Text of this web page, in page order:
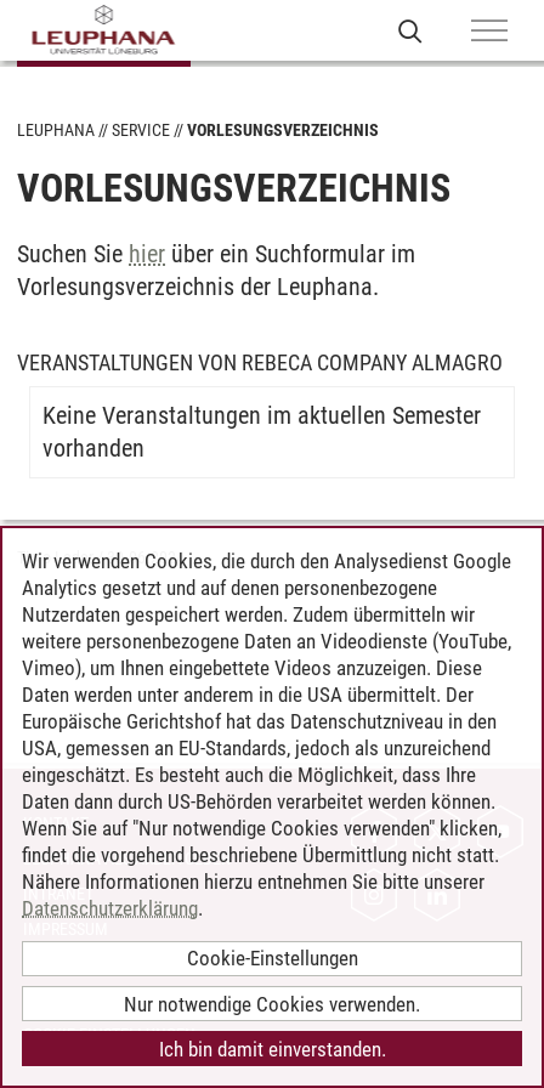
LEUPHANA SERVICE VORLESUNGSVERZEICHNIS
VORLESUNGSVERZEICHNIS
Suchen Sie hier über ein Suchformular im
Vorlesungsverzeichnis der Leuphana.
VERANSTALTUNGEN VON REBECA COMPANY ALMAGRO
Keine Veranstaltungen im aktuellen Semester
vorhanden
Timo Leder/30.06.2024
KONTAKT
LEUPHANA ALS ARBEITGEBER
INTRANET
BARRIEREFREIHEIT
COOKIE-EINSTELLUNGEN
Wir verwenden Cookies, die durch den Analysedienst Google
Analytics gesetzt und auf denen personenbezogene
Nutzerdaten gespeichert werden. Zudem übermitteln wir
weitere personenbezogene Daten an Videodienste (YouTube,
Vimeo), um Ihnen eingebettete Videos anzuzeigen. Diese
Daten werden unter anderem in die USA übermittelt. Der
Europäische Gerichtshof hat das Datenschutzniveau in den
USA, gemessen an EU-Standards, jedoch als unzureichend
eingeschätzt. Es besteht auch die Möglichkeit, dass Ihre
Daten dann durch US-Behörden verarbeitet werden können.
Wenn Sie auf "Nur notwendige Cookies verwenden" klicken,
findet die vorgehend beschriebene Übermittlung nicht statt.
Nähere Informationen hierzu entnehmen Sie bitte unserer
Datenschutzerklärung.
Cookie-Einstellungen
Nur notwendige Cookies verwenden.
Ich bin damit einverstanden.